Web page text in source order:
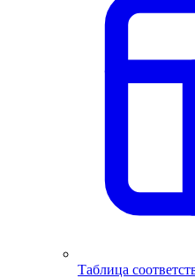
Таблица